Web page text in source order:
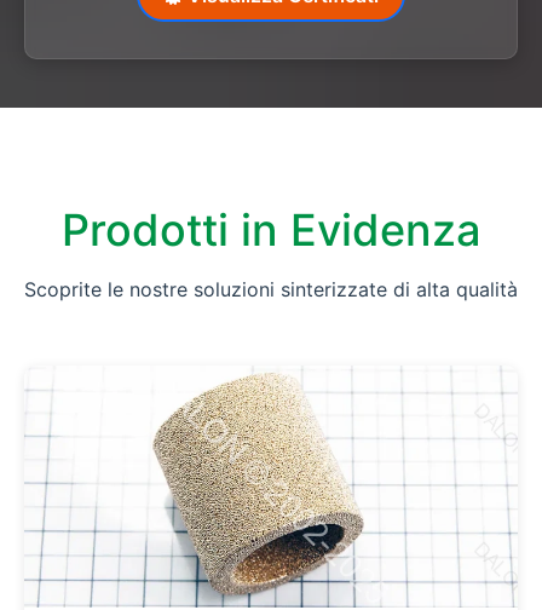
Prodotti in Evidenza
Scoprite le nostre soluzioni sinterizzate di alta qualità